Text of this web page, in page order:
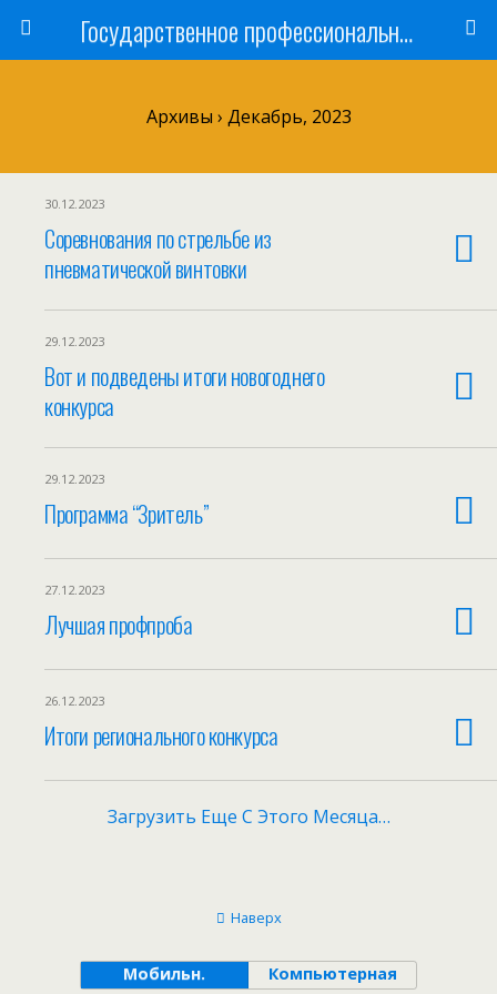
Государственное профессиональное образовательное учреждение
Архивы › Декабрь, 2023
30.12.2023
Соревнования по стрельбе из
пневматической винтовки
29.12.2023
Вот и подведены итоги новогоднего
конкурса
29.12.2023
Программа “Зритель”
27.12.2023
Лучшая профпроба
26.12.2023
Итоги регионального конкурса
Загрузить Еще С Этого Месяца…
Наверх
Мобильн. Компьютерная